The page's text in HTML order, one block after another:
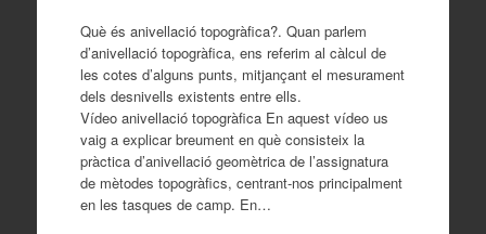
Què és anivellació topogràfica?. Quan parlem
d’anivellació topogràfica, ens referim al càlcul de
les cotes d’alguns punts, mitjançant el mesurament
dels desnivells existents entre ells.
Vídeo anivellació topogràfica En aquest vídeo us
vaig a explicar breument en què consisteix la
pràctica d’anivellació geomètrica de l’assignatura
de mètodes topogràfics, centrant-nos principalment
en les tasques de camp. En…